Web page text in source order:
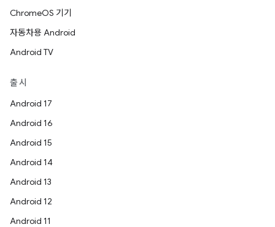
ChromeOS 기기
자동차용 Android
Android TV
출시
Android 17
Android 16
Android 15
Android 14
Android 13
Android 12
Android 11